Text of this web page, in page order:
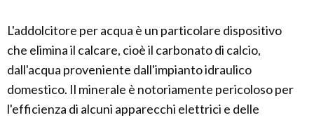
L'addolcitore per acqua è un particolare dispositivo
che elimina il calcare, cioè il carbonato di calcio,
dall'acqua proveniente dall'impianto idraulico
domestico. Il minerale è notoriamente pericoloso per
l'efficienza di alcuni apparecchi elettrici e delle